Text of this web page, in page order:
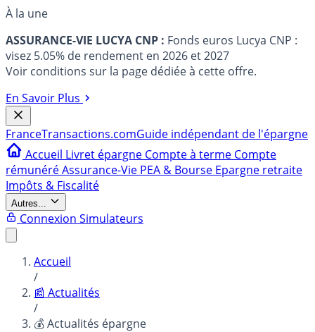
À la une
ASSURANCE-VIE LUCYA CNP : Fonds euros Lucya CNP :
visez 5.05% de rendement en 2026 et 2027
Voir conditions sur la page dédiée à cette offre.
En Savoir Plus
FranceTransactions.comGuide indépendant de l'épargne
Accueil Livret épargne Compte à terme Compte
rémunéréAssurance-Vie PEA & Bourse Epargne retraite
Impôts & Fiscalité
Autres...
Connexion Simulateurs
Accueil
/
📰 Actualités
/
💰 Actualités épargne